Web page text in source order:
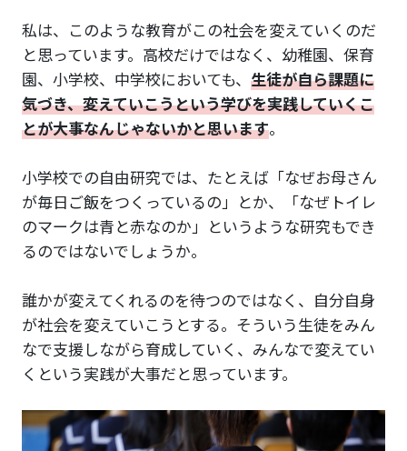
私は、このような教育がこの社会を変えていくのだ
と思っています。高校だけではなく、幼稚園、保育
園、小学校、中学校においても、 生徒が自ら課題に
気づき、変えていこうという学びを実践していくこ
とが大事なんじゃないかと思います。
小学校での自由研究では、たとえば「なぜお母さん
が毎日ご飯をつくっているの」とか、「なぜトイレ
のマークは青と赤なのか」というような研究もでき
るのではないでしょうか。
誰かが変えてくれるのを待つのではなく、自分自身
が社会を変えていこうとする。そういう生徒をみん
なで支援しながら育成していく、みんなで変えてい
くという実践が大事だと思っています。